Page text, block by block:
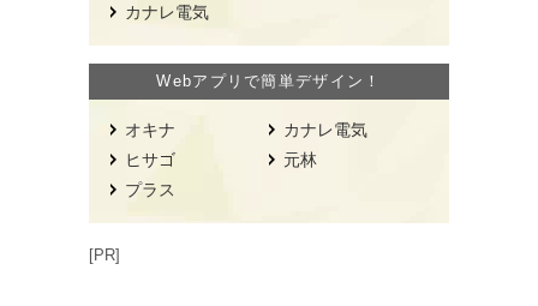
カナレ電気
Webアプリで簡単デザイン！
オキナ
ヒサゴ
プラス
カナレ電気
元林
[PR]